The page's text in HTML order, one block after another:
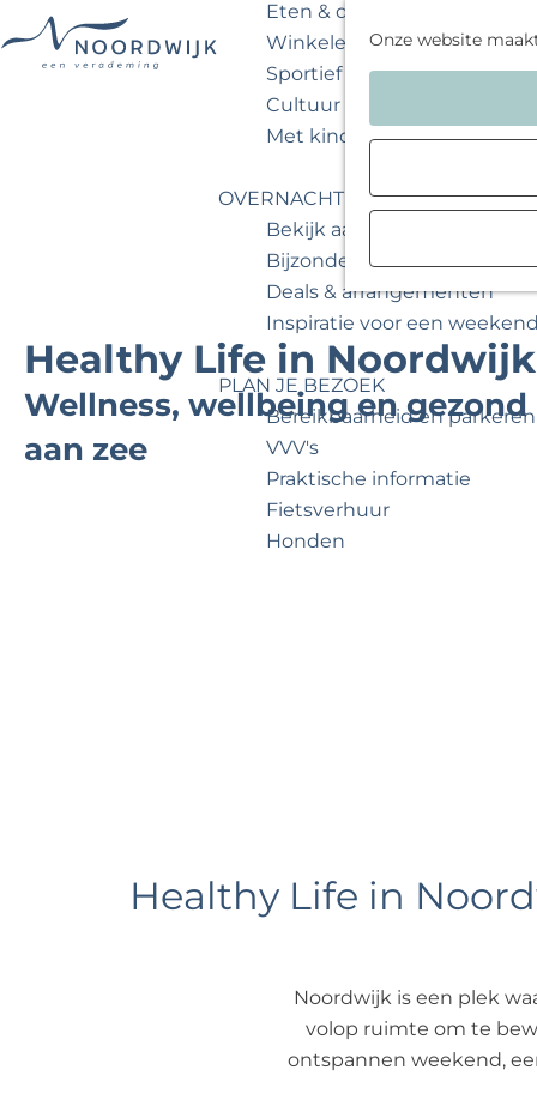
Onze website
Eten & drinken
Winkelen
Sportief & actief
Cultuur & musea
Met kinderen
OVERNACHTEN
Bekijk aanbod
Bijzonder overnachten
Deals & arrangementen
Inspiratie voor een
PLAN JE BEZOEK
Bereikbaarheid en parkeren
VVV's
Praktische informatie
Fietsverhuur
Honden
Healthy Life in Noordwijk
Wellness, wellbeing en gezond
aan zee
Healthy Life in
Noordwijk is een plek
volop ruimte om te
ontspannen weekend,